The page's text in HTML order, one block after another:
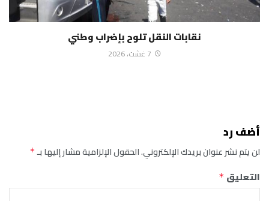
نقابات النقل تلوح بإضراب وطني
7 غشت، 2026
أضف رد
لن يتم نشر عنوان بريدك الإلكتروني.الحقول الإلزامية مشار إليها بـ*
التعليق *